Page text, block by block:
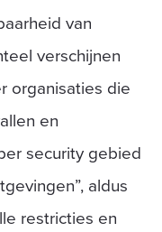
van
verschijnen
organisaties die
en
security gebied
aldus
restricties en